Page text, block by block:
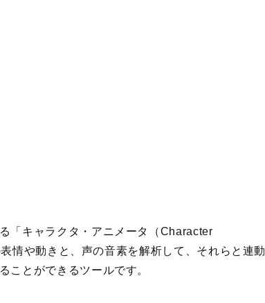
「キャラクタ・アニメータ（Character
情や動きと、声の音素を解析して、それらと連動
ことができるツールです。